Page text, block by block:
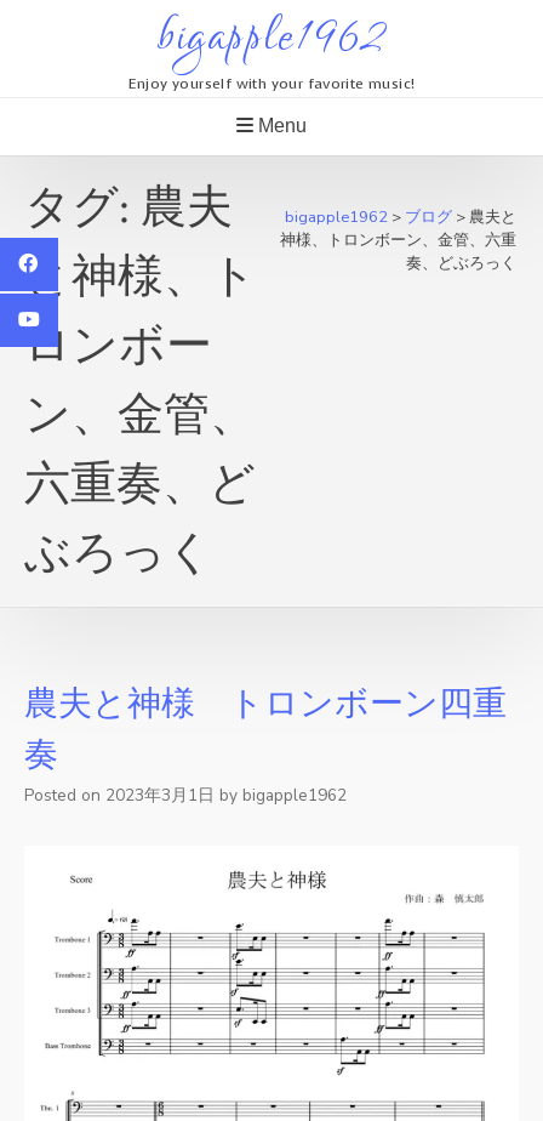
bigapple1962
Enjoy yourself with your favorite music!
Menu
タグ: 農夫
と神様、ト
ロンボー
ン、金管、
六重奏、ど
ぶろっく
bigapple1962 > ブログ >農夫と
神様、トロンボーン、金管、六重
奏、どぶろっく
農夫と神様 トロンボーン四重
奏
Posted on 2023年3月1日 by bigapple1962